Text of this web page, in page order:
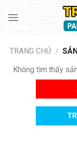
TRANG CHỦ /
Không tìm thấy